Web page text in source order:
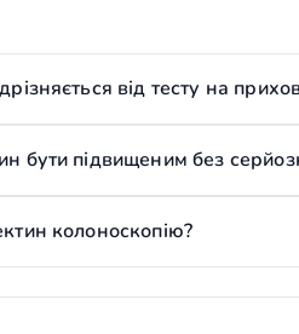
від тесту на
бути підвищеним без
колоноскопію?